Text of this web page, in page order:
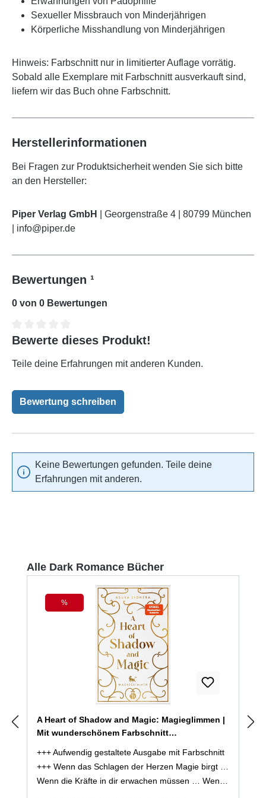
Sexueller Missbrauch von Minderjährigen
Körperliche Misshandlung von Minderjährigen
Hinweis: Farbschnitt nur in limitierter Auflage vorrätig.
Sobald alle Exemplare mit Farbschnitt ausverkauft sind,
liefern wir das Buch ohne Farbschnitt.
Herstellerinformationen
Bei Fragen zur Produktsicherheit wenden Sie sich bitte
an den Hersteller:
Piper Verlag GmbH
| Georgenstraße 4 | 80799 München
| info@piper.de
Bewertungen ¹
0 von 0 Bewertungen
Durchschnittliche Bewertung von 0 von 5 Sternen
Bewerte dieses Produkt!
Teile deine Erfahrungen mit anderen Kunden.
Bewertung schreiben
Keine Bewertungen gefunden. Teile deine
Erfahrungen mit anderen.
Produktgalerie überspringen
Alle Dark Romance Bücher
Rabatt
%
A Heart of Shadow and Magic: Magieglimmen |
Mit wunderschönem Farbschnitt
+++ Aufwendig gestaltete Ausgabe mit Farbschnitt
+++ Wenn das Schlagen der Herzen Magie birgt …
Wenn die Kräfte in dir erwachen müssen … Wenn